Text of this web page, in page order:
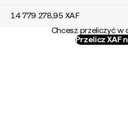
14 779 278,95 XAF
Chcesz przeliczyć w
Przelicz XAF